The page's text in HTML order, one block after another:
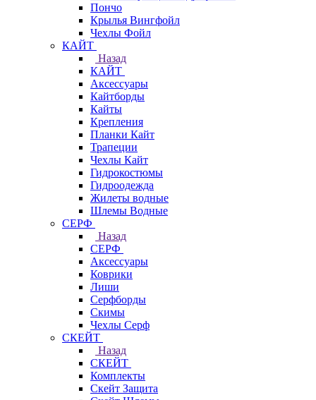
Пончо
Крылья Вингфойл
Чехлы Фойл
КАЙТ
Назад
КАЙТ
Аксессуары
Кайтборды
Кайты
Крепления
Планки Кайт
Трапеции
Чехлы Кайт
Гидрокостюмы
Гидроодежда
Жилеты водные
Шлемы Водные
СЕРФ
Назад
СЕРФ
Аксессуары
Коврики
Лиши
Серфборды
Скимы
Чехлы Cерф
СКЕЙТ
Назад
СКЕЙТ
Комплекты
Скейт Защита